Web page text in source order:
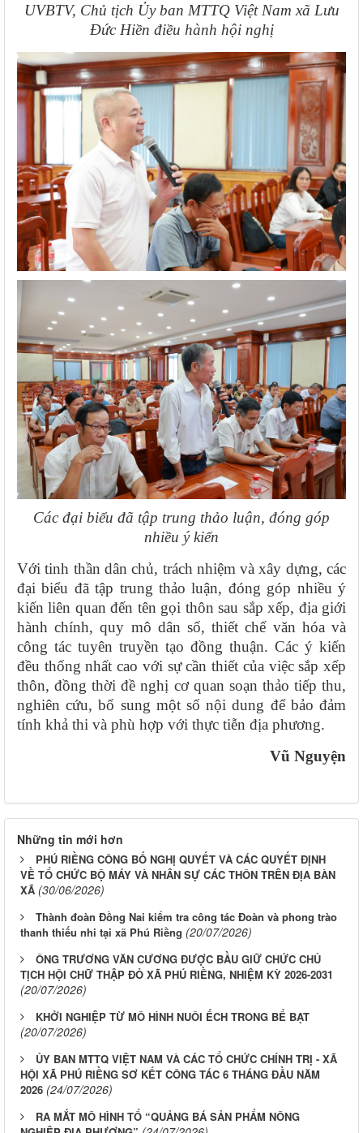
UVBTV, Chủ tịch Ủy ban MTTQ Việt Nam xã Lưu
Đức Hiền điều hành hội nghị
Các đại biểu đã tập trung thảo luận, đóng góp
nhiều ý kiến
Với tinh thần dân chủ, trách nhiệm và xây dựng, các
đại biểu đã tập trung thảo luận, đóng góp nhiều ý
kiến liên quan đến tên gọi thôn sau sắp xếp, địa giới
hành chính, quy mô dân số, thiết chế văn hóa và
công tác tuyên truyền tạo đồng thuận. Các ý kiến
đều thống nhất cao với sự cần thiết của việc sắp xếp
thôn, đồng thời đề nghị cơ quan soạn thảo tiếp thu,
nghiên cứu, bổ sung một số nội dung để bảo đảm
tính khả thi và phù hợp với thực tiễn địa phương.
Vũ Nguyện
Những tin mới hơn
PHÚ RIỀNG CÔNG BỐ NGHỊ QUYẾT VÀ CÁC QUYẾT ĐỊNH
VỀ TỔ CHỨC BỘ MÁY VÀ NHÂN SỰ CÁC THÔN TRÊN ĐỊA BÀN
XÃ (30/06/2026)
Thành đoàn Đồng Nai kiểm tra công tác Đoàn và phong trào
thanh thiếu nhi tại xã Phú Riềng (20/07/2026)
ÔNG TRƯƠNG VĂN CƯƠNG ĐƯỢC BẦU GIỮ CHỨC CHỦ
TỊCH HỘI CHỮ THẬP ĐỎ XÃ PHÚ RIỀNG, NHIỆM KỲ 2026-2031
(20/07/2026)
KHỞI NGHIỆP TỪ MÔ HÌNH NUÔI ẾCH TRONG BỂ BẠT
(20/07/2026)
ỦY BAN MTTQ VIỆT NAM VÀ CÁC TỔ CHỨC CHÍNH TRỊ - XÃ
HỘI XÃ PHÚ RIỀNG SƠ KẾT CÔNG TÁC 6 THÁNG ĐẦU NĂM
2026 (24/07/2026)
RA MẮT MÔ HÌNH TỔ “QUẢNG BÁ SẢN PHẨM NÔNG